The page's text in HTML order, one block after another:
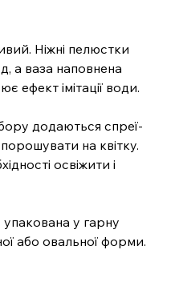
Ніжні пелюстки
а ваза наповнена
ефект імітації води.
додаються спреї-
на квітку.
освіжити і
упакована у гарну
або овальної форми.